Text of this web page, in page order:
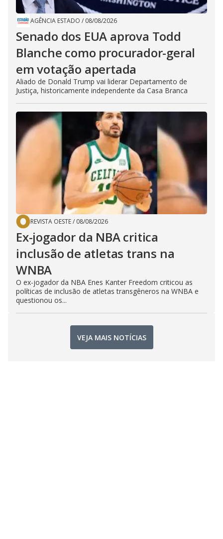
AGÊNCIA ESTADO / 08/08/2026
Senado dos EUA aprova Todd
Blanche como procurador-geral
em votação apertada
Aliado de Donald Trump vai liderar Departamento de
Justiça, historicamente independente da Casa Branca
REVISTA OESTE/ 08/08/2026
Ex-jogador da NBA critica
inclusão de atletas trans na
WNBA
O ex-jogador da NBA Enes Kanter Freedom criticou as
políticas de inclusão de atletas transgêneros na WNBA e
questionou os...
VEJA MAIS NOTÍCIAS